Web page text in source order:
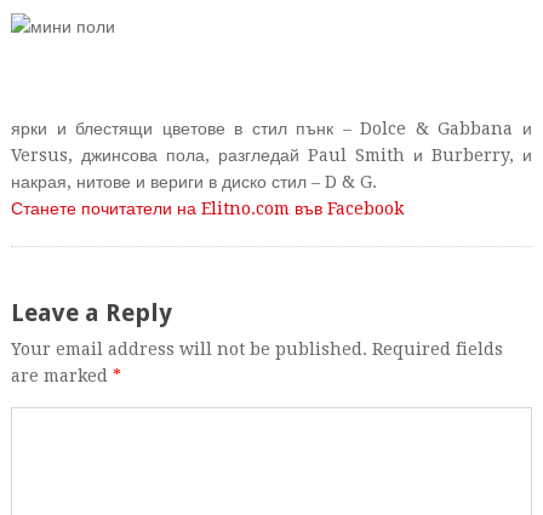
ярки и блестящи цветове в стил пънк – Dolce & Gabbana и
Versus, джинсова пола, разгледай Paul Smith и Burberry, и
накрая, нитове и вериги в диско стил – D & G.
Станете почитатели на Elitno.com във Facebook
Leave a Reply
Your email address will not be published. Required fields
are marked *